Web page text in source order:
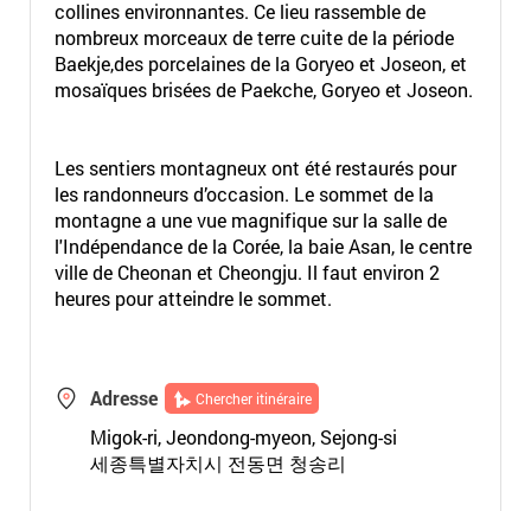
collines environnantes. Ce lieu rassemble de
nombreux morceaux de terre cuite de la période
Baekje,des porcelaines de la Goryeo et Joseon, et
mosaïques brisées de Paekche, Goryeo et Joseon.
Les sentiers montagneux ont été restaurés pour
les randonneurs d’occasion. Le sommet de la
montagne a une vue magnifique sur la salle de
l'Indépendance de la Corée, la baie Asan, le centre
ville de Cheonan et Cheongju. Il faut environ 2
heures pour atteindre le sommet.
Adresse Chercher itinéraire
Migok-ri, Jeondong-myeon, Sejong-si
세종특별자치시 전동면 청송리